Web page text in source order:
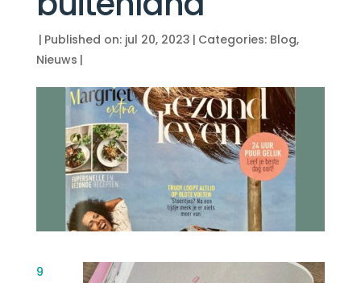
| Published on: jul 20, 2023 | Categories: Blog,
Nieuws |
9